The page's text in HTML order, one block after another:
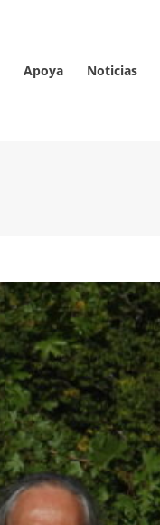
Apoya Noticias